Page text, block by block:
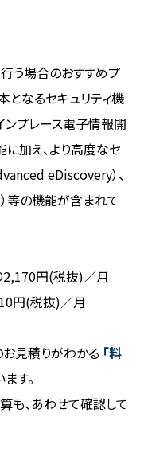
う場合のおすすめプ
となるセキュリティ機
ンプレース電子情報開
加え、より高度なセ
eDiscovery）、
等の機能が含まれて
2,170円(税抜)／月
円(税抜)／月
見積りがわかる 「料
す。
も、あわせて確認して